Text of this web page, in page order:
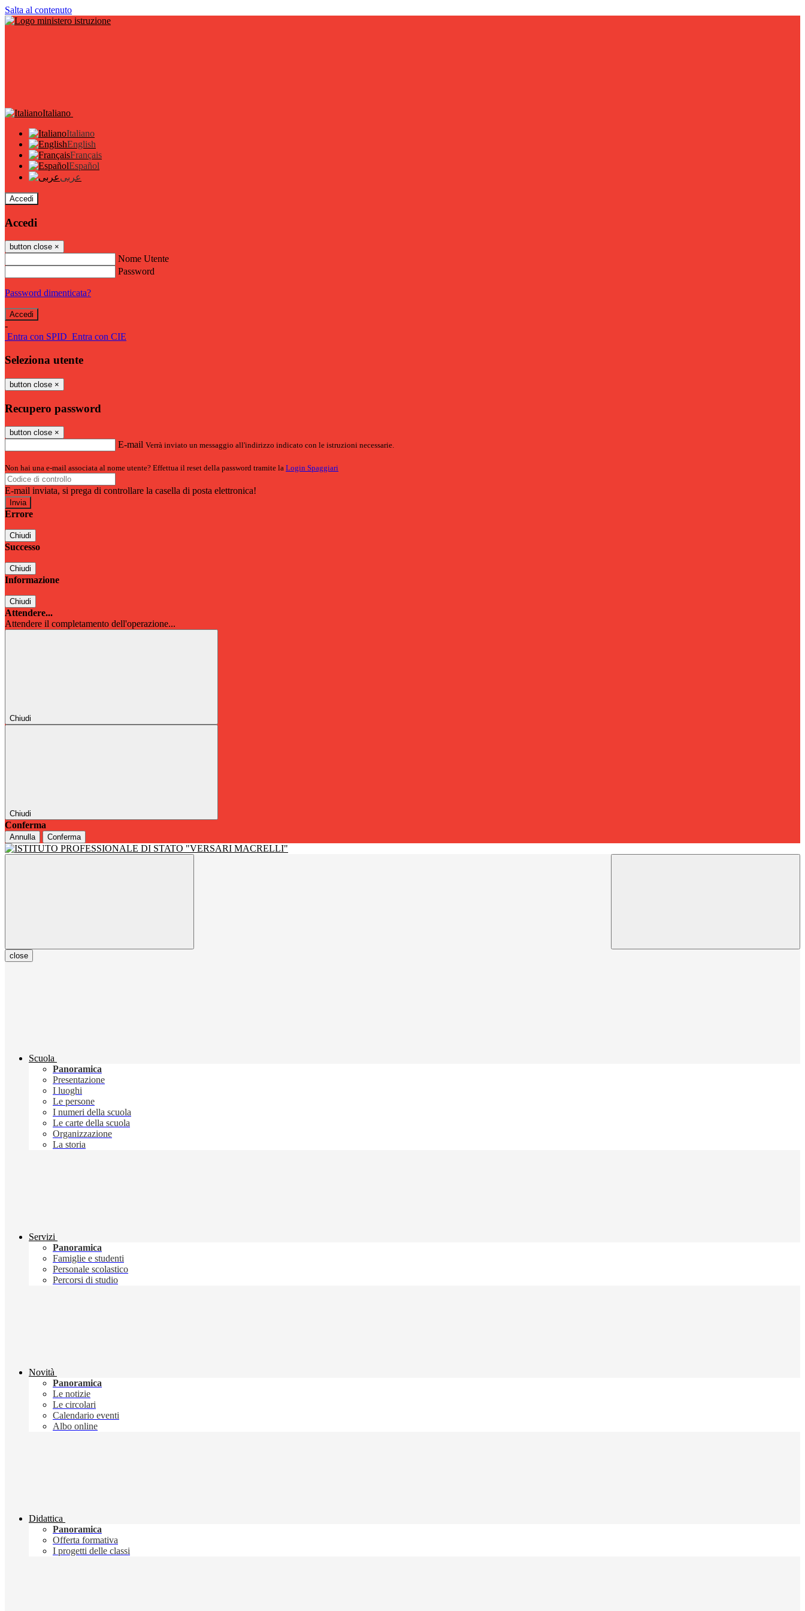
Salta al contenuto
Italiano
Italiano
English
Français
Español
عربى
Accedi
Accedi
button close ×
Nome Utente
Password
Password dimenticata?
-
Entra con SPID Entra con CIE
Seleziona utente
button close ×
Recupero password
button close ×
E-mail Verrà inviato un messaggio all'indirizzo indicato con le istruzioni necessarie.
Non hai una e-mail associata al nome utente? Effettua il reset della password tramite la Login Spaggiari
E-mail inviata, si prega di controllare la casella di posta elettronica!
Errore
Chiudi
Successo
Chiudi
Informazione
Chiudi
Attendere...
Attendere il completamento dell'operazione...
Chiudi
Chiudi
Conferma
Annulla Conferma
close
Scuola
Panoramica
Presentazione
I luoghi
Le persone
I numeri della scuola
Le carte della scuola
Organizzazione
La storia
Servizi
Panoramica
Famiglie e studenti
Personale scolastico
Percorsi di studio
Novità
Panoramica
Le notizie
Le circolari
Calendario eventi
Albo online
Didattica
Panoramica
Offerta formativa
I progetti delle classi